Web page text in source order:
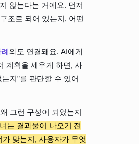
않는다는 거예요. 먼저
조로 되어 있는지, 어떤
와도 연결돼요. AI에게
계획을 세우게 하면, 사
지”를 판단할 수 있어
그런 구성이 되었는지
는 결과물이 나오기 전
맞는지, 사용자가 무엇